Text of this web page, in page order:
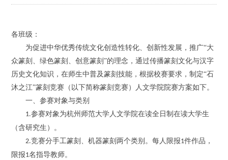
各班级 ：
为促进中华优秀传统文化创造性转化、创新性发展，推广“大
众篆刻、绿色篆刻、创意篆刻”的理念，通过传播篆刻文化与汉字
历史文化知识，在师生中普及篆刻技能，根据校赛要求，制定“石
沐之江”篆刻竞赛（以下简称篆刻竞赛）
人文学院院赛方案如下。
一、参赛对象与类别
1.参赛对象为杭州师范大学人文学院在读全日制在读大学生
（含研究生）。
2.竞赛分手工篆刻、机器篆刻两个类别。每人限报1件作品 ，
限报1名指导教师。